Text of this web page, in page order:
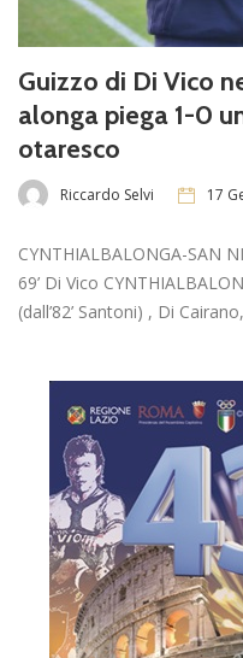
Guizzo di Di Vico
alonga piega 1-0
otaresco
Riccardo Selvi 17
CYNTHIALBALONGA-SAN
69’ Di Vico
(dall’82’ Santoni) , Di